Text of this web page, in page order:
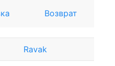
Возврат
Ravak